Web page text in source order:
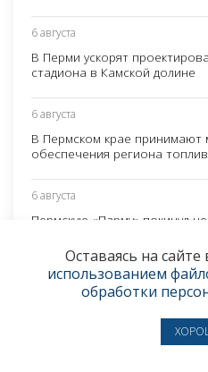
6 августа
В Перми ускорят
стадиона в Камской долине
6 августа
В Пермском крае принимают
обеспечения региона
6 августа
Пермскую «Парму» покинул
Оставаясь на
использованием
обработки